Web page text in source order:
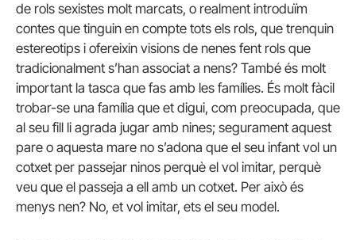
de rols sexistes molt marcats, o realment introduïm
contes que tinguin en compte tots els rols, que trenquin
estereotips i ofereixin visions de nenes fent rols que
tradicionalment s’han associat a nens? També és molt
important la tasca que fas amb les famílies. És molt fàcil
trobar-se una família que et digui, com preocupada, que
al seu fill li agrada jugar amb nines; segurament aquest
pare o aquesta mare no s’adona que el seu infant vol un
cotxet per passejar ninos perquè el vol imitar, perquè
veu que el passeja a ell amb un cotxet. Per això és
menys nen? No, et vol imitar, ets el seu model.